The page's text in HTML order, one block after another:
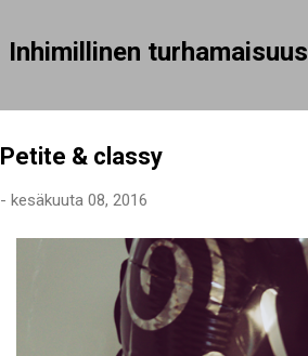
Inhimillinen turhamaisuus
Petite & classy
- kesäkuuta 08, 2016